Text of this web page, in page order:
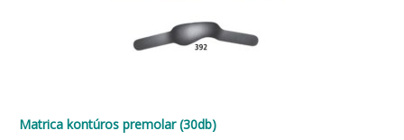
Matrica kontúros premolar (30db)